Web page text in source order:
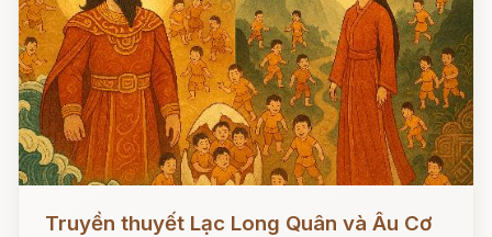
Đọc ngay
Truyền thuyết Lạc Long Quân và Âu Cơ